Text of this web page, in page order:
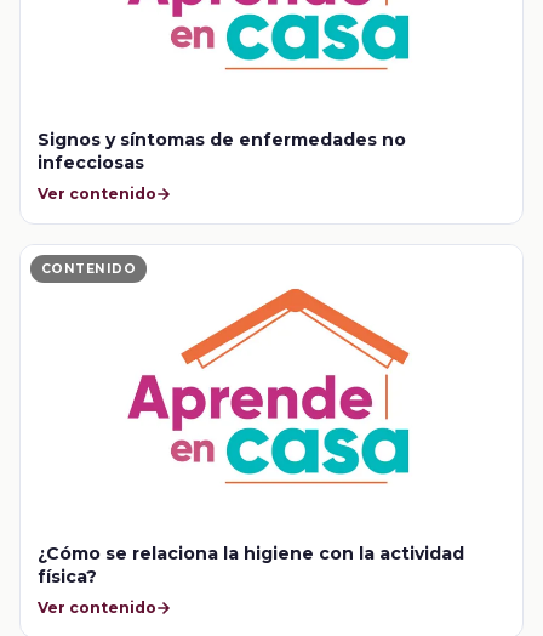
Signos y síntomas de enfermedades no
infecciosas
Ver contenido
CONTENIDO
¿Cómo se relaciona la higiene con la actividad
física?
Ver contenido